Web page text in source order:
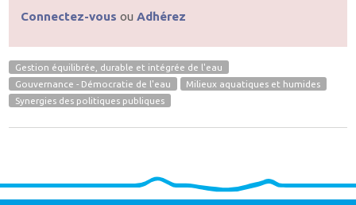
Connectez-vous ouAdhérez
Gestion équilibrée, durable et intégrée de l'eau
Gouvernance - Démocratie de l'eau
Milieux aquatiques et humides
Synergies des politiques publiques